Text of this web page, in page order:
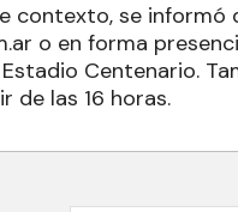
contexto, se
o en forma
Centenario.
de las 16 horas.